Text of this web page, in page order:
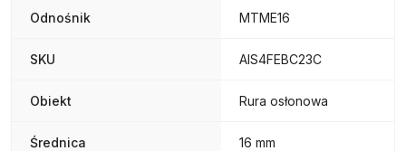
Odnośnik MTME16
SKU AIS4FEBC23C
Obiekt Rura osłonowa
Średnica 16 mm